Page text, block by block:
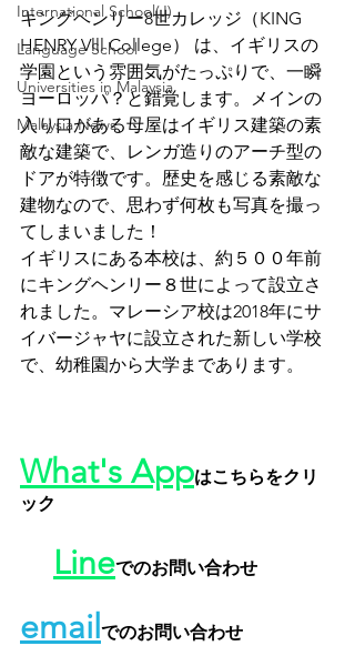
International School(J)
Language School
Universities in Malaysia
Malaysia News
キングヘンリー8世カレッジ（KING
HENRY Vlll College） は、イギリスの
学園という雰囲気がたっぷりで、一瞬
ヨーロッパ？と錯覚します。メインの
入り口がある母屋はイギリス建築の素
敵な建築で、レンガ造りのアーチ型の
ドアが特徴です。歴史を感じる素敵な
建物なので、思わず何枚も写真を撮っ
てしまいました！
イギリスにある本校は、約５００年前
にキングヘンリー８世によって設立さ
れました。マレーシア校は2018年にサ
イバージャヤに設立された新しい学校
で、幼稚園から大学まであります。
What's Appはこちらをクリ
ック
Lineでのお問い合わせ
email でのお問い合わせ